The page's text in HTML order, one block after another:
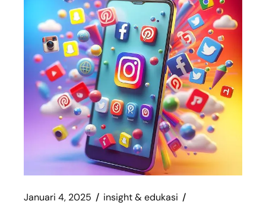
Januari 4, 2025
insight & edukasi